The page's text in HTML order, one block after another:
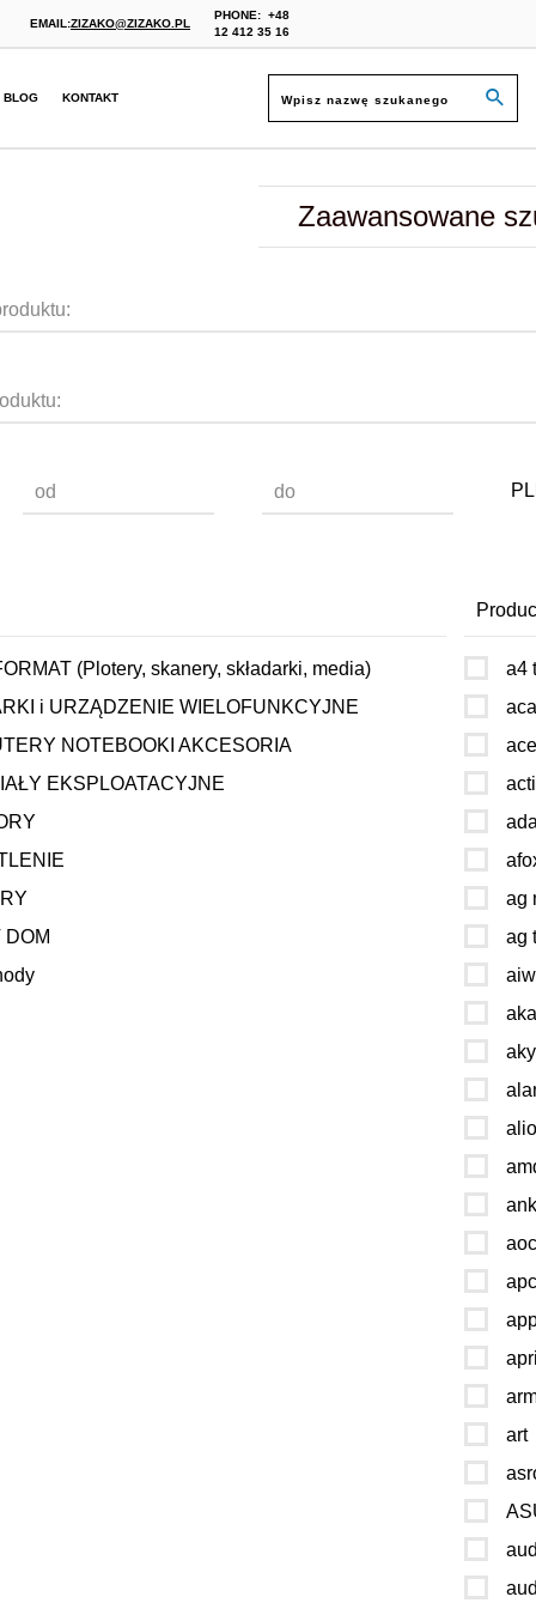
EMAIL:ZIZAKO@ZIZAKO.PL
PHONE: +48
12 412 35 16
BLOG KONTAKT
Zaawansowane
od do
(Plotery, skanery, składarki, media)
i URZĄDZENIE WIELOFUNKCYJNE
NOTEBOOKI AKCESORIA
EKSPLOATACYJNE
a4
ag
ag
alio
aoc
apc
art